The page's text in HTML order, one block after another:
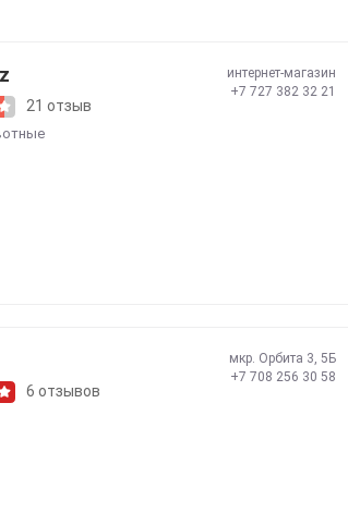
21 отзыв
интернет-магазин
+7 727 382 32 21
6 отзывов
мкр. Орбита 3, 5Б
+7 708 256 30 58